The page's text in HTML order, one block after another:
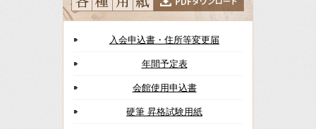
入会申込書・住所等変更届
年間予定表
会館使用申込書
硬筆 昇格試験用紙